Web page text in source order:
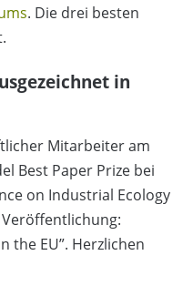
. Die drei besten
in
Mitarbeiter am
Best Paper Prize bei
on Industrial Ecology
the EU”. Herzlichen